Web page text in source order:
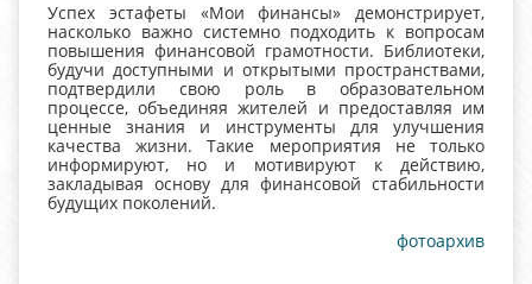
Успех эстафеты «Мои финансы» демонстрирует,
насколько важно системно подходить к вопросам
повышения финансовой грамотности. Библиотеки,
будучи доступными и открытыми пространствами,
подтвердили свою роль в образовательном
процессе, объединяя жителей и предоставляя им
ценные знания и инструменты для улучшения
качества жизни. Такие мероприятия не только
информируют, но и мотивируют к действию,
закладывая основу для финансовой стабильности
будущих поколений.
фотоархив